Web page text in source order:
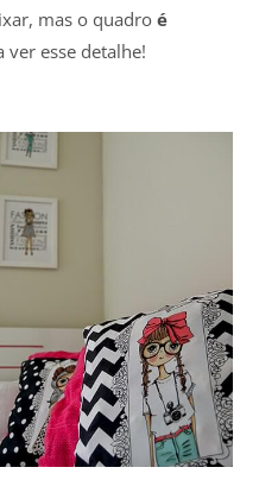
mas o quadroé
esse detalhe!